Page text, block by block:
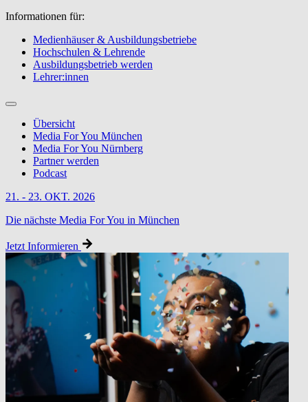
Informationen für:
Medienhäuser & Ausbildungsbetriebe
Hochschulen & Lehrende
Ausbildungsbetrieb werden
Lehrer:innen
Übersicht
Media For You München
Media For You Nürnberg
Partner werden
Podcast
21. - 23. OKT. 2026
Die nächste Media For You in München
Jetzt Informieren